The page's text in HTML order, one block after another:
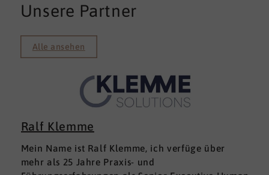
Unsere Partner
Alle ansehen
Ralf Klemme
Mein Name ist Ralf Klemme, ich verfüge über
mehr als 25 Jahre Praxis- und